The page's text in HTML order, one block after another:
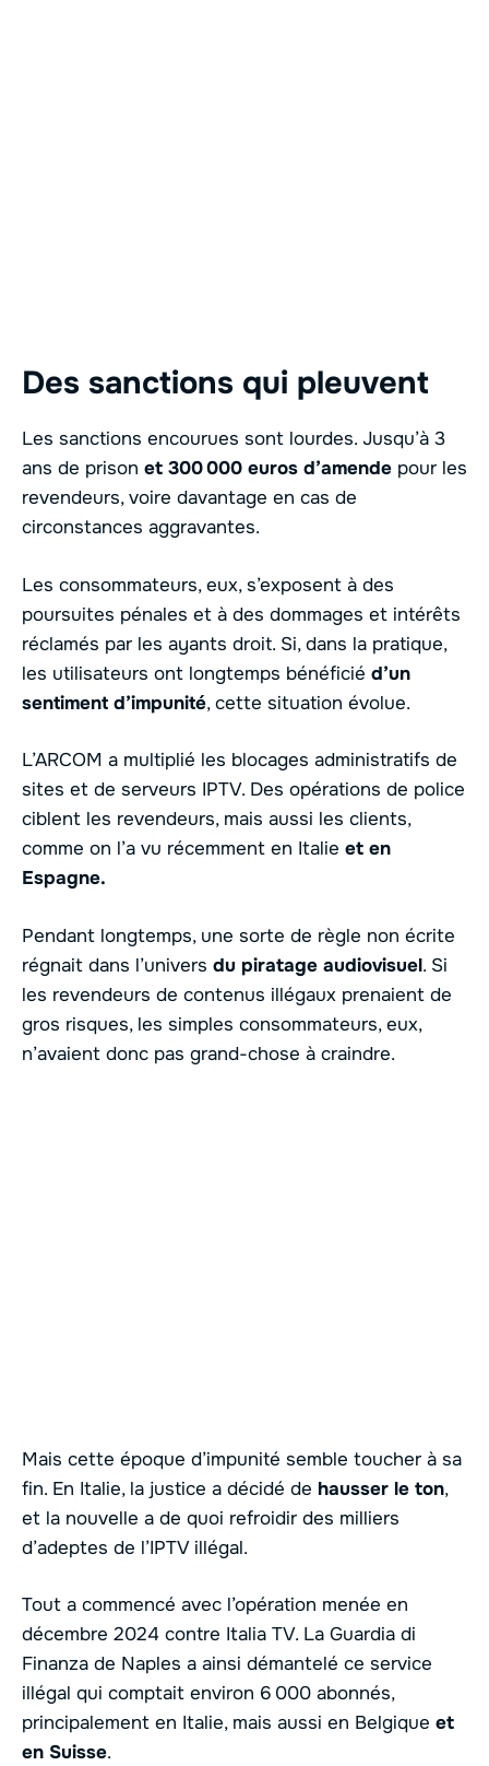
Des sanctions qui pleuvent
Les sanctions encourues sont lourdes. Jusqu’à 3
ans de prison et 300 000 euros d’amende pour les
revendeurs, voire davantage en cas de
circonstances aggravantes.
Les consommateurs, eux, s’exposent à des
poursuites pénales et à des dommages et intérêts
réclamés par les ayants droit. Si, dans la pratique,
les utilisateurs ont longtemps bénéficié d’un
sentiment d’impunité, cette situation évolue.
L’ARCOM a multiplié les blocages administratifs de
sites et de serveurs IPTV. Des opérations de police
ciblent les revendeurs, mais aussi les clients,
comme on l’a vu récemment en Italie et en
Espagne.
Pendant longtemps, une sorte de règle non écrite
régnait dans l’univers du piratage audiovisuel. Si
les revendeurs de contenus illégaux prenaient de
gros risques, les simples consommateurs, eux,
n’avaient donc pas grand-chose à craindre.
Mais cette époque d’impunité semble toucher à sa
fin. En Italie, la justice a décidé de hausser le ton,
et la nouvelle a de quoi refroidir des milliers
d’adeptes de l’IPTV illégal.
Tout a commencé avec l’opération menée en
décembre 2024 contre Italia TV. La Guardia di
Finanza de Naples a ainsi démantelé ce service
illégal qui comptait environ 6 000 abonnés,
principalement en Italie, mais aussi en Belgique et
en Suisse.